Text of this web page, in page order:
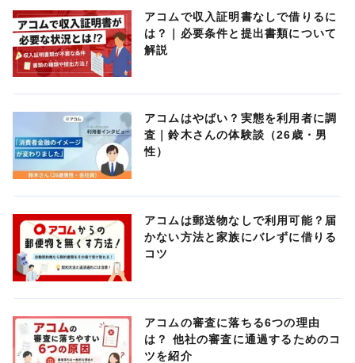
アコムで収入証明書なしで借りるに
は？｜必要条件と提出書類について
解説
アコムはやばい？実態を利用者に調
査｜鈴木さんの体験談（26歳・男
性）
アコムは郵送物なしで利用可能？届
かない方法と家族にバレずに借りる
コツ
アコムの審査に落ちる6つの理由
は？ 他社の審査に通過するためのコ
ツを紹介